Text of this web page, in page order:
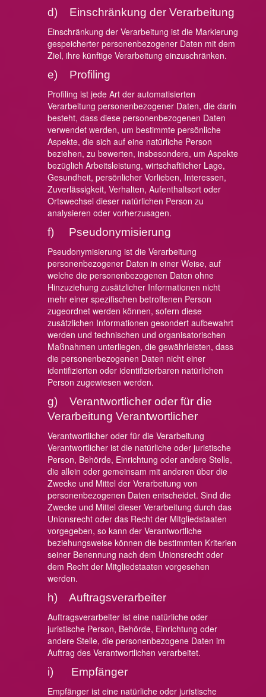
d) Einschränkung der Verarbeitung
Einschränkung der Verarbeitung ist die Markierung
gespeicherter personenbezogener Daten mit dem
Ziel, ihre künftige Verarbeitung einzuschränken.
e) Profiling
Profiling ist jede Art der automatisierten
Verarbeitung personenbezogener Daten, die darin
besteht, dass diese personenbezogenen Daten
verwendet werden, um bestimmte persönliche
Aspekte, die sich auf eine natürliche Person
beziehen, zu bewerten, insbesondere, um Aspekte
bezüglich Arbeitsleistung, wirtschaftlicher Lage,
Gesundheit, persönlicher Vorlieben, Interessen,
Zuverlässigkeit, Verhalten, Aufenthaltsort oder
Ortswechsel dieser natürlichen Person zu
analysieren oder vorherzusagen.
f) Pseudonymisierung
Pseudonymisierung ist die Verarbeitung
personenbezogener Daten in einer Weise, auf
welche die personenbezogenen Daten ohne
Hinzuziehung zusätzlicher Informationen nicht
mehr einer spezifischen betroffenen Person
zugeordnet werden können, sofern diese
zusätzlichen Informationen gesondert aufbewahrt
werden und technischen und organisatorischen
Maßnahmen unterliegen, die gewährleisten, dass
die personenbezogenen Daten nicht einer
identifizierten oder identifizierbaren natürlichen
Person zugewiesen werden.
g) Verantwortlicher oder für die
Verarbeitung Verantwortlicher
Verantwortlicher oder für die Verarbeitung
Verantwortlicher ist die natürliche oder juristische
Person, Behörde, Einrichtung oder andere Stelle,
die allein oder gemeinsam mit anderen über die
Zwecke und Mittel der Verarbeitung von
personenbezogenen Daten entscheidet. Sind die
Zwecke und Mittel dieser Verarbeitung durch das
Unionsrecht oder das Recht der Mitgliedstaaten
vorgegeben, so kann der Verantwortliche
beziehungsweise können die bestimmten Kriterien
seiner Benennung nach dem Unionsrecht oder
dem Recht der Mitgliedstaaten vorgesehen
werden.
h) Auftragsverarbeiter
Auftragsverarbeiter ist eine natürliche oder
juristische Person, Behörde, Einrichtung oder
andere Stelle, die personenbezogene Daten im
Auftrag des Verantwortlichen verarbeitet.
i) Empfänger
Empfänger ist eine natürliche oder juristische